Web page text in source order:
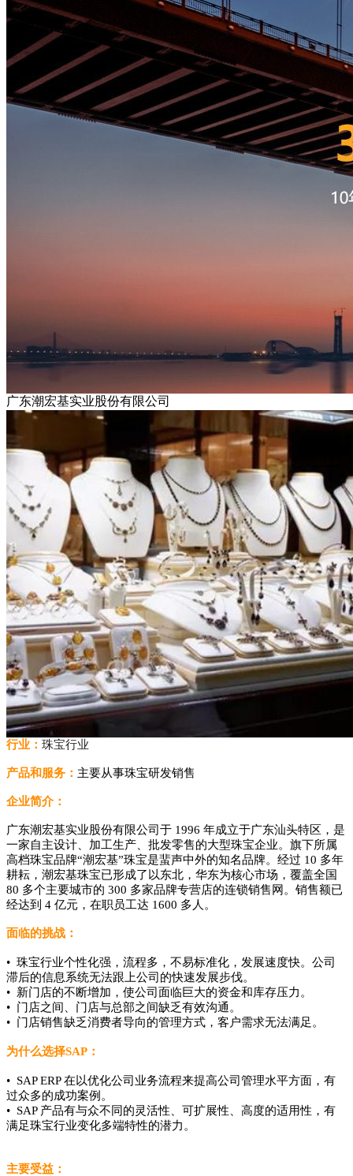
广东潮宏基实业股份有限公司
行业： 珠宝行业
产品和服务： 主要从事珠宝研发销售
企业简介：
广东潮宏基实业股份有限公司于 1996 年成立于广东汕头特区，是
一家自主设计、加工生产、批发零售的大型珠宝企业。旗下所属
高档珠宝品牌“潮宏基”珠宝是蜚声中外的知名品牌。经过 10 多年
耕耘，潮宏基珠宝已形成了以东北，华东为核心市场，覆盖全国
80 多个主要城市的 300 多家品牌专营店的连锁销售网。销售额已
经达到 4 亿元，在职员工达 1600 多人。
面临的挑战：
• 珠宝行业个性化强，流程多，不易标准化，发展速度快。公司
滞后的信息系统无法跟上公司的快速发展步伐。
• 新门店的不断增加，使公司面临巨大的资金和库存压力。
• 门店之间、门店与总部之间缺乏有效沟通。
• 门店销售缺乏消费者导向的管理方式，客户需求无法满足。
为什么选择SAP：
• SAP ERP 在以优化公司业务流程来提高公司管理水平方面，有
过众多的成功案例。
• SAP 产品有与众不同的灵活性、可扩展性、高度的适用性，有
满足珠宝行业变化多端特性的潜力。
主要受益：